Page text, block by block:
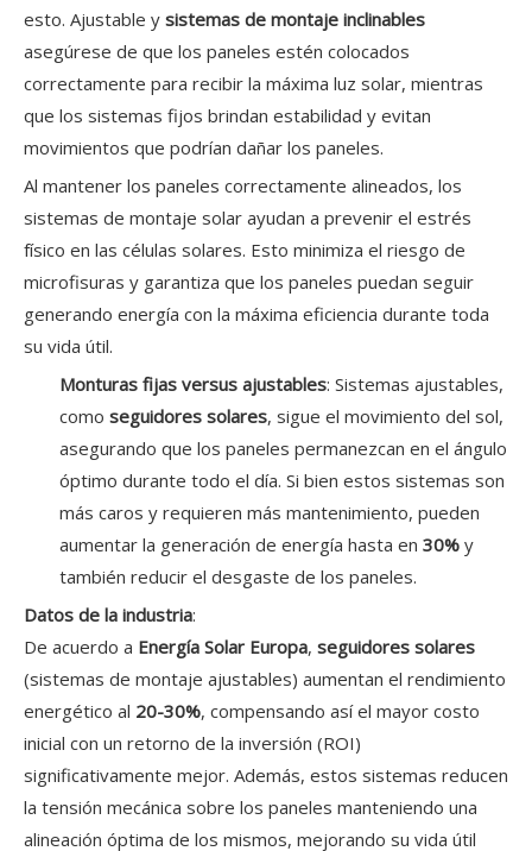
esto. Ajustable y sistemas de montaje inclinables
asegúrese de que los paneles estén colocados
correctamente para recibir la máxima luz solar, mientras
que los sistemas fijos brindan estabilidad y evitan
movimientos que podrían dañar los paneles.
Al mantener los paneles correctamente alineados, los
sistemas de montaje solar ayudan a prevenir el estrés
físico en las células solares. Esto minimiza el riesgo de
microfisuras y garantiza que los paneles puedan seguir
generando energía con la máxima eficiencia durante toda
su vida útil.
Monturas fijas versus ajustables: Sistemas ajustables,
como seguidores solares, sigue el movimiento del sol,
asegurando que los paneles permanezcan en el ángulo
óptimo durante todo el día. Si bien estos sistemas son
más caros y requieren más mantenimiento, pueden
aumentar la generación de energía hasta en 30% y
también reducir el desgaste de los paneles.
Datos de la industria:
De acuerdo a Energía Solar Europa, seguidores solares
(sistemas de montaje ajustables) aumentan el rendimiento
energético al 20-30%, compensando así el mayor costo
inicial con un retorno de la inversión (ROI)
significativamente mejor. Además, estos sistemas reducen
la tensión mecánica sobre los paneles manteniendo una
alineación óptima de los mismos, mejorando su vida útil